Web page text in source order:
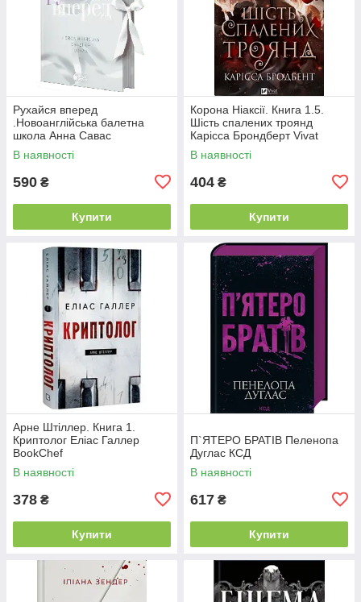
Рухайся вперед
.Новоанглійська балетна
школа Анна Савас
READBERRY
В наявності
590 ₴
Купити
Корона Ніаксії. Книга 1.5.
Шість спалених троянд
Карісса Брондберт Vivat
В наявності
404 ₴
Купити
Арне Штіллер. Книга 1.
Криптолог Еліас Галлер
BookChef
В наявності
378 ₴
Купити
П`ЯТЕРО БРАТІВ Пеленопа
Дуглас КСД
В наявності
617 ₴
Купити